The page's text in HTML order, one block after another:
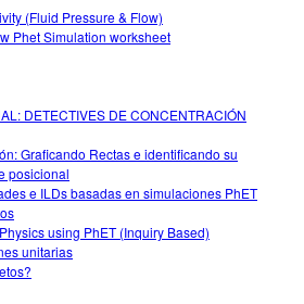
(Fluid Pressure & Flow)
Phet Simulation worksheet
DETECTIVES DE CONCENTRACIÓN
Graficando Rectas e identificando su
posicional
e ILDs basadas en simulaciones PhET
using PhET (Inquiry Based)
unitarias